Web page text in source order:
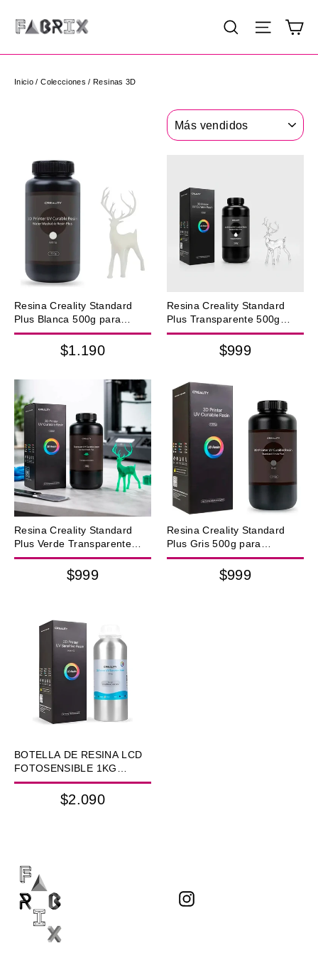
directamente
contenido
Buscar
Inicio / Colecciones / Resinas 3D
Ordenar
Resina Creality Standard
Plus Blanca 500g para
Impresora 3D LCD SLA
$1.190
Resina Creality Standard
Plus Transparente 500g
para Impresora 3D LCD SLA
$999
Resina Creality Standard
Plus Verde Transparente
500g para Impresora 3D
$999
Resina Creality Standard
Plus Gris 500g para
Impresora 3D LCD SLA
$999
BOTELLA DE RESINA LCD
FOTOSENSIBLE 1KG
WHITE
$2.090
Instagram